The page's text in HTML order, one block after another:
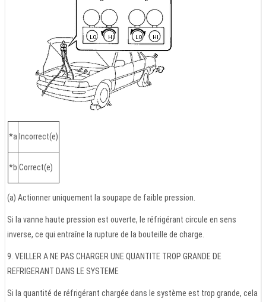
*a Incorrect(e)
*b Correct(e)
(a) Actionner uniquement la soupape de faible pression.
Si la vanne haute pression est ouverte, le réfrigérant circule en sens
inverse, ce qui entraîne la rupture de la bouteille de charge.
9. VEILLER A NE PAS CHARGER UNE QUANTITE TROP GRANDE DE
REFRIGERANT DANS LE SYSTEME
Si la quantité de réfrigérant chargée dans le système est trop grande, cela